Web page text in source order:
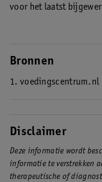
voor het laatst
Bronnen
1. voedingscentrum.nl
Disclaimer
Deze informatie wordt
informatie te verstrekken
therapeutische of